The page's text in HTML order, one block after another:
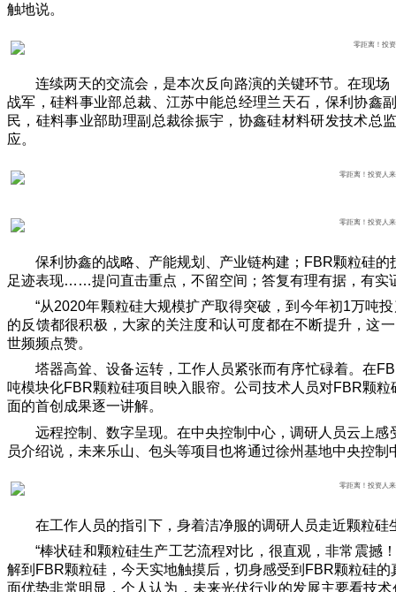
触地说。
连续两天的交流会，是本次反向路演的关键环节。在现
战军，硅料事业部总裁、江苏中能总经理兰天石，保利协鑫
民，硅料事业部助理副总裁徐振宇，协鑫硅材料研发技术总
应。
保利协鑫的战略、产能规划、产业链构建；FBR颗粒硅
足迹表现……提问直击重点，不留空间；答复有理有据，有实
“从2020年颗粒硅大规模扩产取得突破，到今年初1万吨
的反馈都很积极，大家的关注度和认可度都在不断提升，这
世频频点赞。
塔器高耸、设备运转，工作人员紧张而有序忙碌着。在
吨模块化FBR颗粒硅项目映入眼帘。公司技术人员对FBR颗
面的首创成果逐一讲解。
远程控制、数字呈现。在中央控制中心，调研人员云上
员介绍说，未来乐山、包头等项目也将通过徐州基地中央控制
在工作人员的指引下，身着洁净服的调研人员走近颗粒
“棒状硅和颗粒硅生产工艺流程对比，很直观，非常震撼
解到FBR颗粒硅，今天实地触摸后，切身感受到FBR颗粒硅
面优势非常明显，个人认为，未来光伏行业的发展主要看技